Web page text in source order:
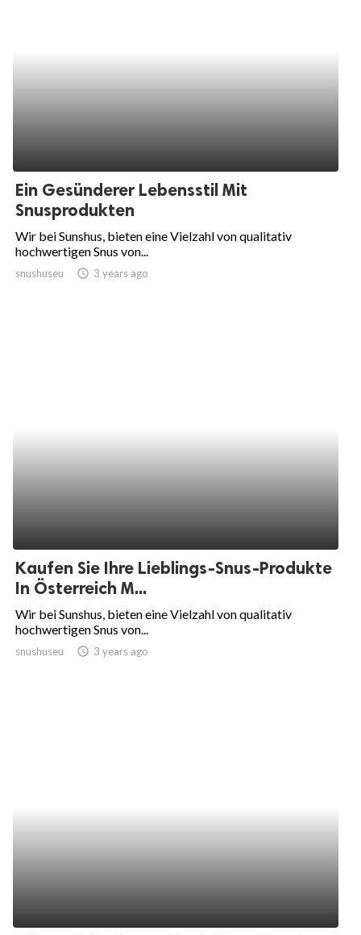
Ein Gesünderer Lebensstil Mit
Snusprodukten
Wir bei Sunshus, bieten eine Vielzahl von qualitativ
hochwertigen Snus von...
snushuseu access_time 3 years ago
Kaufen Sie Ihre Lieblings-Snus-Produkte
In Österreich M...
Wir bei Sunshus, bieten eine Vielzahl von qualitativ
hochwertigen Snus von...
snushuseu access_time 3 years ago